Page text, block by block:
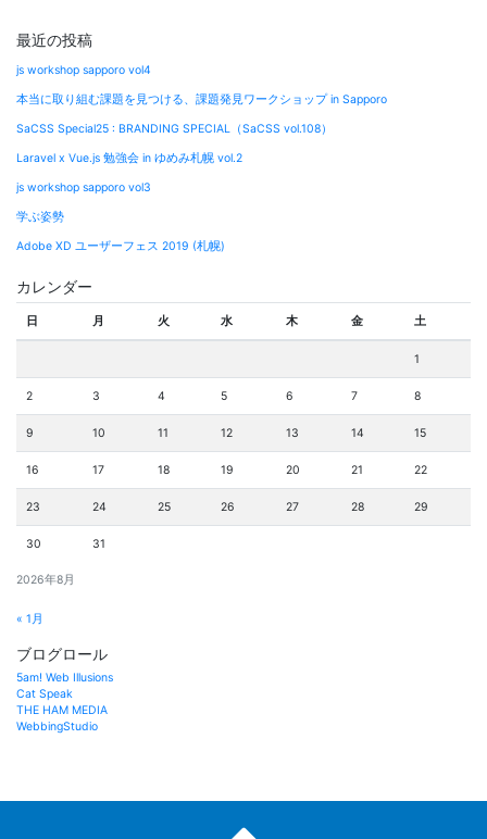
最近の投稿
js workshop sapporo vol4
本当に取り組む課題を見つける、課題発見ワークショップ in Sapporo
SaCSS Special25 : BRANDING SPECIAL（SaCSS vol.108）
Laravel x Vue.js 勉強会 in ゆめみ札幌 vol.2
js workshop sapporo vol3
学ぶ姿勢
Adobe XD ユーザーフェス 2019 (札幌)
カレンダー
2026年8月
日 月 火 水 木 金 土
1
2 3 4 5 6 7 8
9 10 11 12 13 14 15
16 17 18 19 20 21 22
23 24 25 26 27 28 29
30 31
« 1月
ブログロール
5am! Web Illusions
Cat Speak
THE HAM MEDIA
WebbingStudio